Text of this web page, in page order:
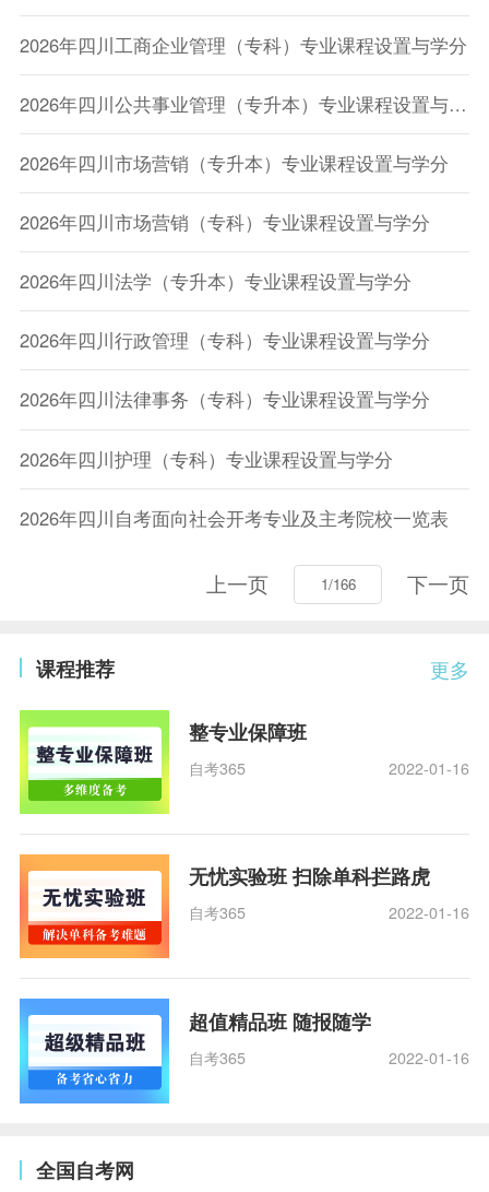
2026年四川工商企业管理（专科）专业课程设置与学分
2026年四川公共事业管理（专升本）专业课程设置与学分
2026年四川市场营销（专升本）专业课程设置与学分
2026年四川市场营销（专科）专业课程设置与学分
2026年四川法学（专升本）专业课程设置与学分
2026年四川行政管理（专科）专业课程设置与学分
2026年四川法律事务（专科）专业课程设置与学分
2026年四川护理（专科）专业课程设置与学分
2026年四川自考面向社会开考专业及主考院校一览表
上一页 下一页
更多
课程推荐
整专业保障班
自考365 2022-01-16
无忧实验班 扫除单科拦路虎
自考365 2022-01-16
超值精品班 随报随学
自考365 2022-01-16
全国自考网